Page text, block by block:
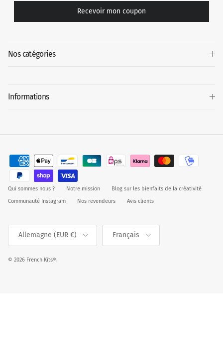
Recevoir mon coupon
Nos catégories
Informations
Qui sommes nous ? Notre mission
Blog sur les bienfaits de la créativité
Communauté Instagram
Nos revendeurs Avis clients
Pays
Allemagne (EUR €)
Langue
Français
© 2026 French Kits®.